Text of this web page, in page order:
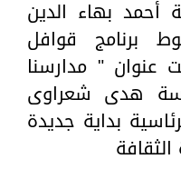
أحمد بهاء الدين
برنامج قوافل
عنوان " مدارسنا
هدى شعراوى
بداية جديدة
الثقافة